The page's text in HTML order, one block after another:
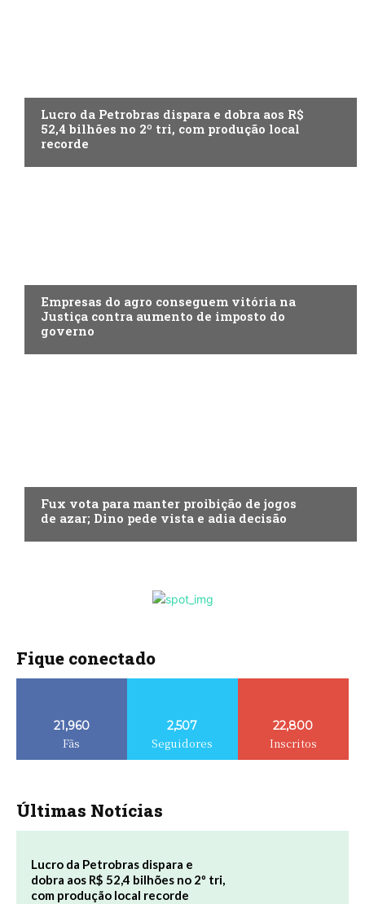
Lucro da Petrobras dispara e dobra aos R$
52,4 bilhões no 2º tri, com produção local
recorde
Empresas do agro conseguem vitória na
Justiça contra aumento de imposto do
governo
Fux vota para manter proibição de jogos
de azar; Dino pede vista e adia decisão
Fique conectado
21,960
Fãs
2,507
Seguidores
22,800
Inscritos
Últimas Notícias
Lucro da Petrobras dispara e
dobra aos R$ 52,4 bilhões no 2º tri,
com produção local recorde